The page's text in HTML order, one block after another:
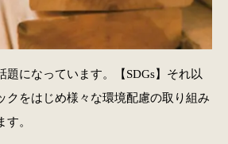
題になっています。【SDGs】それ以
クをはじめ様々な環境配慮の取り組み
。